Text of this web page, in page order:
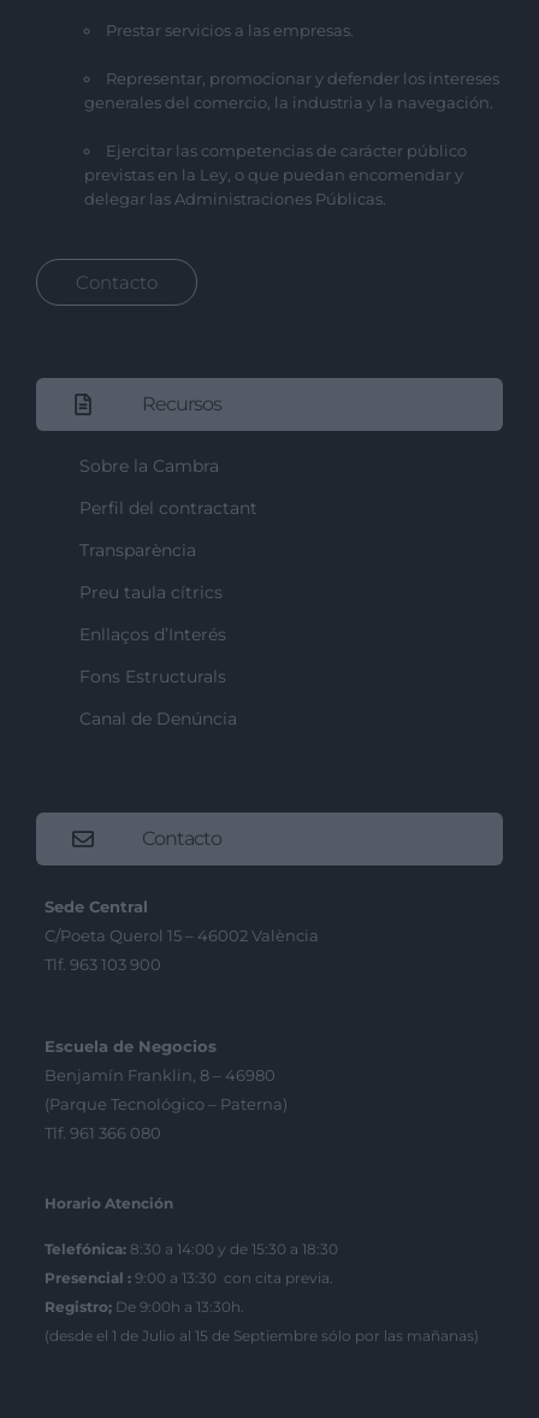
Prestar servicios a las empresas.
Representar, promocionar y defender los intereses
generales del comercio, la industria y la navegación.
Ejercitar las competencias de carácter público
previstas en la Ley, o que puedan encomendar y
delegar las Administraciones Públicas.
Contacto
Recursos
Sobre la Cambra
Perfil del contractant
Transparència
Preu taula cítrics
Enllaços d’Interés
Fons Estructurals
Canal de Denúncia
Contacto
Sede Central
C/Poeta Querol 15 – 46002 València
Tlf. 963 103 900
Escuela de Negocios
Benjamín Franklin, 8 – 46980
(Parque Tecnológico – Paterna)
Tlf. 961 366 080
Horario Atención
Telefónica: 8:30 a 14:00 y de 15:30 a 18:30
Presencial : 9:00 a 13:30 con cita previa.
Registro; De 9:00h a 13:30h.
(desde el 1 de Julio al 15 de Septiembre sólo por las mañanas)